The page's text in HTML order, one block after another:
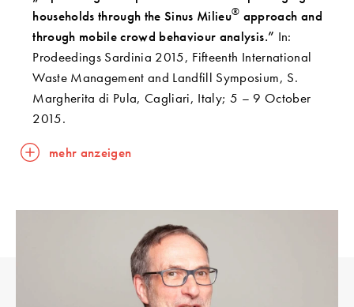
households through the Sinus Milieu® approach and
through mobile crowd behaviour analysis.” In:
Prodeedings Sardinia 2015, Fifteenth International
Waste Management and Landfill Symposium, S.
Margherita di Pula, Cagliari, Italy; 5 – 9 October
2015.
mehr anzeigen